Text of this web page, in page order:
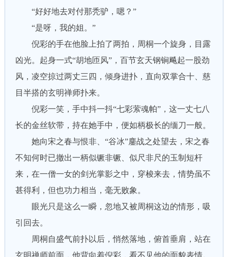
“好好地去对付那秃驴，嗯？”
“是呀，我的姐。”
倪彩的手在他脸上拍了两拍，周桐一个旋身，目露
凶光。起身一式“胡地匝风”，百节玄天钢锏飚起一股劲
风，凌空掠过两丈三四，倾身进扑，直向双掌合十、慈
目半搭的玄明禅师扑来。
倪彩一笑，手中抖一抖“七彩萦魂帕”，这一丈七八
长的金丝软带，持在她手中，便如柄极长的缅刀一般。
她向宋之春与恨非、“谷冰”鏖战之处望去，宋之春
不知何时已撤出一柄似镢非镢、似尺非尺的玉制短杆
来，在一僧一女的剑光掌影之中，穿梭来去，情势虽不
甚得利，但也功力相当，毫无败象。
眼光只是这么一瞬，忽地又被周桐这边的情形，吸
引回去。
周桐自盛气前扑以后，悄然落地，俯首垂肩，站在
玄明禅师前面，他背向着倪彩，看不见他的面貌表情。